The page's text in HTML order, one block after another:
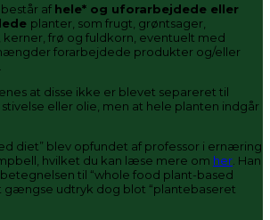
af hele* og uforarbejdede eller
planter, som frugt, grøntsager,
frø og fuldkorn, eventuelt med
forarbejdede produkter og/eller
at disse ikke er blevet separeret til
eller olie, men at hele planten indgår
diet” blev opfundet af professor i ernæring
hvilket du kan læse mere om her . Han
til “whole food plant-based
gængse udtryk dog blot “plantebaseret